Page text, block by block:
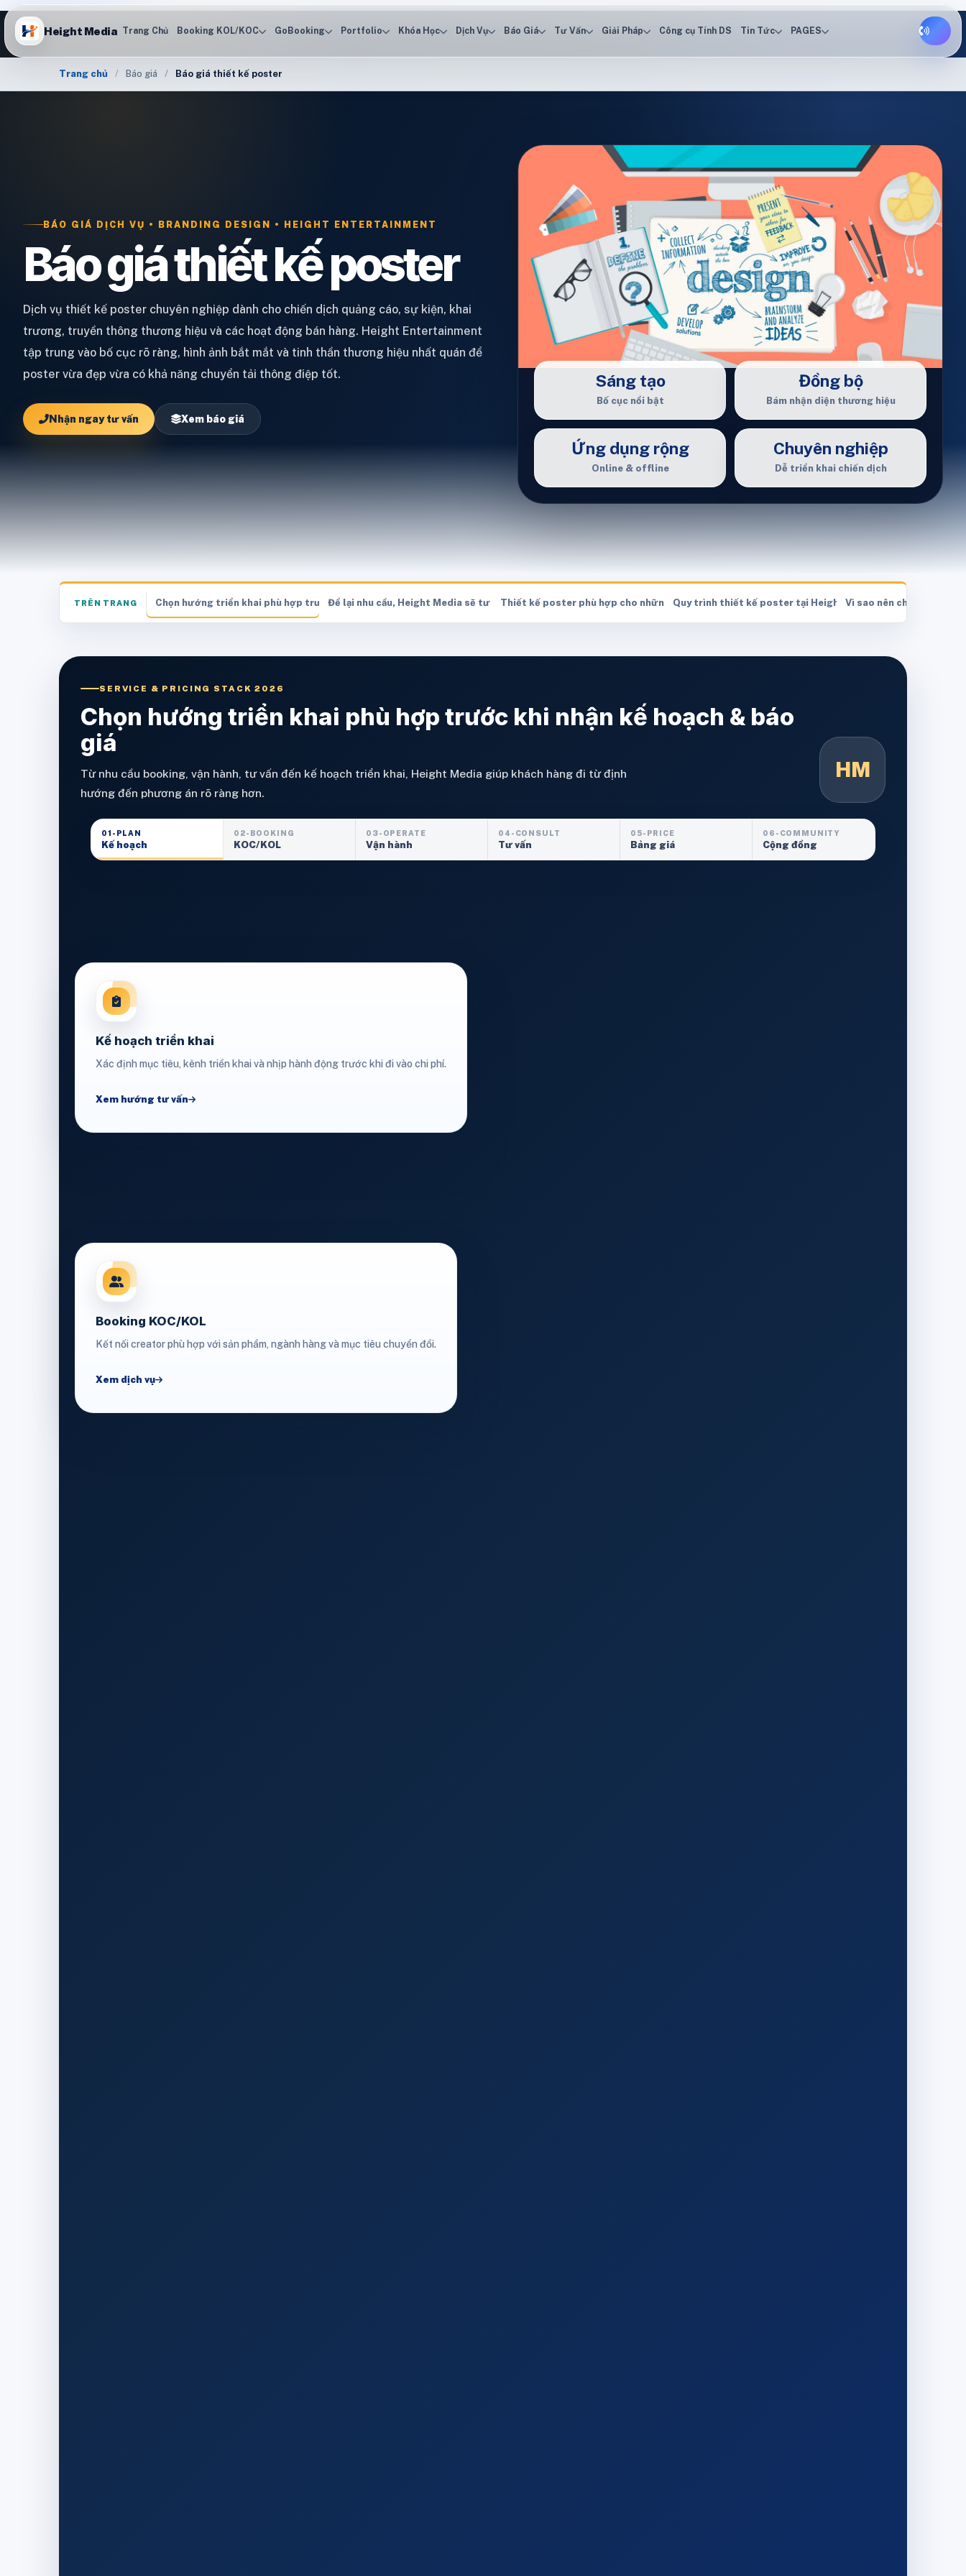
Height Media Trang Chủ Booking KOL/KOC GoBooking Portfolio Khóa Học Dịch Vụ Báo Giá Tư Vấn Giải Pháp Công cụ Tính DS Tin Tức PAGES
Trang chủ Báo giá Báo giá thiết kế poster
BÁO GIÁ DỊCH VỤ • BRANDING DESIGN • HEIGHT ENTERTAINMENT
Báo giá thiết kế poster
Dịch vụ thiết kế poster chuyên nghiệp dành cho chiến dịch quảng cáo, sự kiện, khai
trương, truyền thông thương hiệu và các hoạt động bán hàng. Height Entertainment
tập trung vào bố cục rõ ràng, hình ảnh bắt mắt và tinh thần thương hiệu nhất quán để
poster vừa đẹp vừa có khả năng chuyển tải thông điệp tốt.
Nhận ngay tư vấn Xem báo giá
Sáng tạo
Bố cục nổi bật
Đồng bộ
Bám nhận diện thương hiệu
Ứng dụng rộng
Online & offline
Chuyên nghiệp
Dễ triển khai chiến dịch
TRÊN TRANG Chọn hướng triển khai phù hợp trước khi nhận kế hoạch & báo giáĐể lại nhu cầu, Height Media sẽ tư vấn hướng triển khai phù hợp
Thiết kế poster phù hợp cho những nhu cầu nào?Quy trình thiết kế poster tại Height Entertainment
Vì sao nên chọn Height
SERVICE & PRICING STACK 2026
Chọn hướng triển khai phù hợp trước khi nhận kế hoạch & báo
giá
Từ nhu cầu booking, vận hành, tư vấn đến kế hoạch triển khai, Height Media giúp khách hàng đi từ định
hướng đến phương án rõ ràng hơn.
HM
01-PLAN
Kế hoạch
02-BOOKING
KOC/KOL
03-OPERATE
Vận hành
04-CONSULT
Tư vấn
05-PRICE
Bảng giá
06-COMMUNITY
Cộng đồng
Kế hoạch triển khai
Xác định mục tiêu, kênh triển khai và nhịp hành động trước khi đi vào chi phí.
Xem hướng tư vấn
Booking KOC/KOL
Kết nối creator phù hợp với sản phẩm, ngành hàng và mục tiêu chuyển đổi.
Xem dịch vụ